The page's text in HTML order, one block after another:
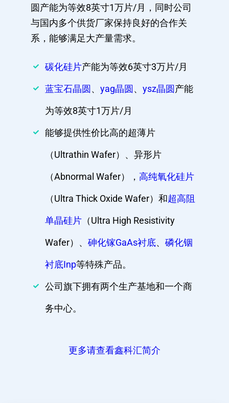
圆产能为等效8英寸1万片/月，同时公司
与国内多个供货厂家保持良好的合作关
系，能够满足大产量需求。
碳化硅片产能为等效6英寸3万片/月
蓝宝石晶圆 、 yag晶圆 、 ysz晶圆 产能
为等效8英寸1万片/月
能够提供性价比高的超薄片
（Ultrathin Wafer）、异形片
（Abnormal Wafer）， 高纯氧化硅片
（Ultra Thick Oxide Wafer）和超高阻
单晶硅片 （Ultra High Resistivity
Wafer）、 砷化镓GaAs衬底、 磷化铟
衬底Inp等特殊产品。
公司旗下拥有两个生产基地和一个商
务中心。
更多请查看鑫科汇简介